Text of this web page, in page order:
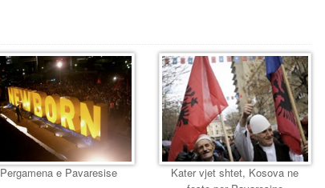
Pergamena e Pavaresise
Kater vjet shtet, Kosova ne